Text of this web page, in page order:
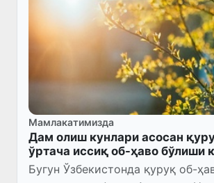
Мамлакатимизда
Дам олиш кунлари асосан
ўртача иссиқ об-ҳаво бўлиши
Бугун Ўзбекистонда қуруқ об-